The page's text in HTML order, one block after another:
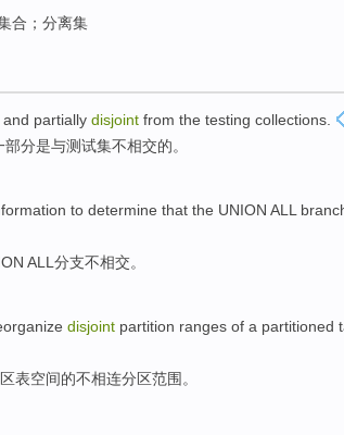
合；分离集
and partially disjoint from the testing collections.
部分是与测试集不相交的。
to determine that the UNION ALL
ALL 分支不相交。
disjoint partition ranges of a partitioned
表空间的不相连分区范围 。